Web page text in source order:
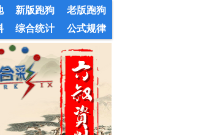
新版跑狗
老版跑狗
综合统计 公式规律